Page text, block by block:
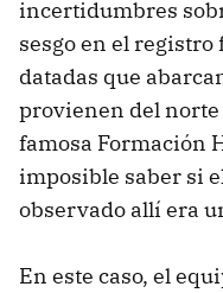
incertidumbres
sesgo en el
datadas que
provienen del norte
famosa Formación
imposible saber si
observado allí era
En este caso, el